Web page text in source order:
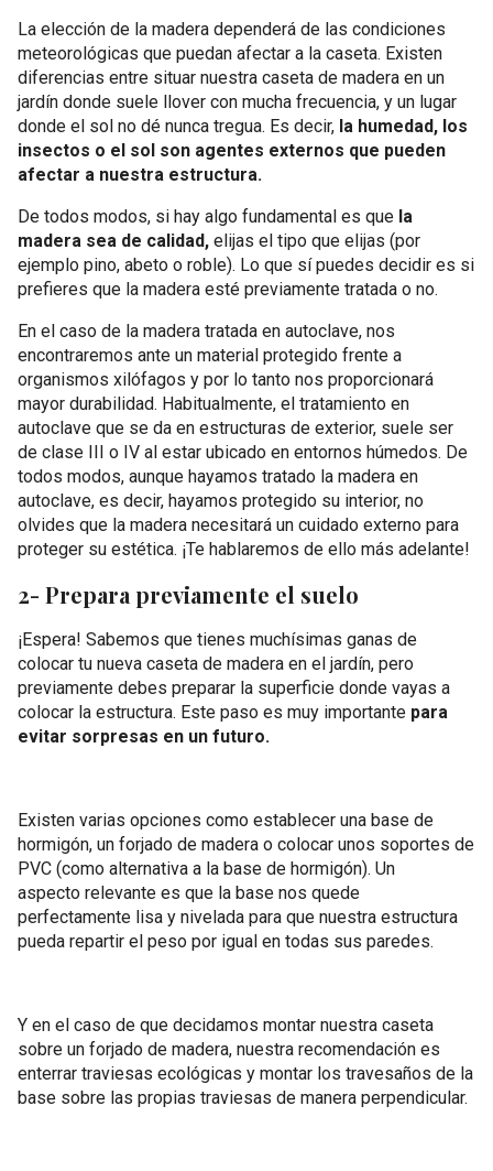
La elección de la madera dependerá de las condiciones
meteorológicas que puedan afectar a la caseta. Existen
diferencias entre situar nuestra caseta de madera en un
jardín donde suele llover con mucha frecuencia, y un lugar
donde el sol no dé nunca tregua. Es decir, la humedad, los
insectos o el sol son agentes externos que pueden
afectar a nuestra estructura.
De todos modos, si hay algo fundamental es que la
madera sea de calidad, elijas el tipo que elijas (por
ejemplo pino, abeto o roble). Lo que sí puedes decidir es si
prefieres que la madera esté previamente tratada o no.
En el caso de la madera tratada en autoclave, nos
encontraremos ante un material protegido frente a
organismos xilófagos y por lo tanto nos proporcionará
mayor durabilidad. Habitualmente, el tratamiento en
autoclave que se da en estructuras de exterior, suele ser
de clase III o IV al estar ubicado en entornos húmedos. De
todos modos, aunque hayamos tratado la madera en
autoclave, es decir, hayamos protegido su interior, no
olvides que la madera necesitará un cuidado externo para
proteger su estética. ¡Te hablaremos de ello más adelante!
2- Prepara previamente el suelo
¡Espera! Sabemos que tienes muchísimas ganas de
colocar tu nueva caseta de madera en el jardín, pero
previamente debes preparar la superficie donde vayas a
colocar la estructura. Este paso es muy importante para
evitar sorpresas en un futuro.
Existen varias opciones como establecer una base de
hormigón, un forjado de madera o colocar unos soportes de
PVC (como alternativa a la base de hormigón). Un
aspecto relevante es que la base nos quede
perfectamente lisa y nivelada para que nuestra estructura
pueda repartir el peso por igual en todas sus paredes.
Y en el caso de que decidamos montar nuestra caseta
sobre un forjado de madera, nuestra recomendación es
enterrar traviesas ecológicas y montar los travesaños de la
base sobre las propias traviesas de manera perpendicular.